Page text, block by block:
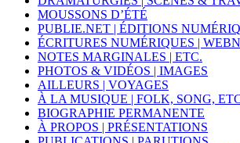
MOUSSONS D’ÉTÉ
PUBLIE.NET | ÉDITIONS
ÉCRITURES NUMÉRIQUES |
NOTES MARGINALES | ETC.
PHOTOS & VIDÉOS | IMAGES
AILLEURS | VOYAGES
À LA MUSIQUE | FOLK, SONG,
BIOGRAPHIE PERMANENTE
À PROPOS | PRÉSENTATIONS